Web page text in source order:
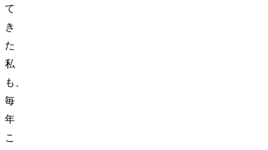
て
き
た
私
も、
毎
年
こ